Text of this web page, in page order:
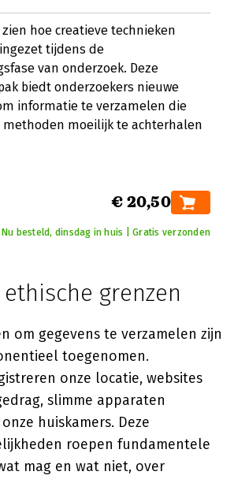
hoe creatieve technieken
tijdens de
van onderzoek. Deze
biedt onderzoekers nieuwe
informatie te verzamelen die
moeilijk te achterhalen
€ 20,50
besteld, dinsdag in huis | Gratis verzonden
grenzen
om gegevens te verzamelen zijn
toegenomen.
onze locatie, websites
slimme apparaten
huiskamers. Deze
roepen fundamentele
mag en wat niet, over